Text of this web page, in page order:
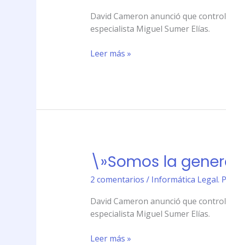
David Cameron anunció que
especialista Miguel Sumer Elías.
que
regular
laLeer más »
\»Somos la
2 comentarios / Informática Legal.
David Cameron anunció que
especialista Miguel Sumer Elías.
\»Somos
generación
que
regular
laLeer más »